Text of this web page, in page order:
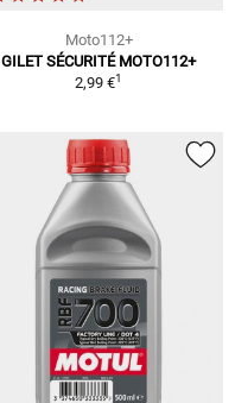
Moto112+
GILET SÉCURITÉ MOTO112+
2,99 €1